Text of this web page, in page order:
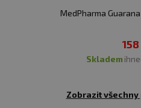
MedPharma
skladem
Zobrazit